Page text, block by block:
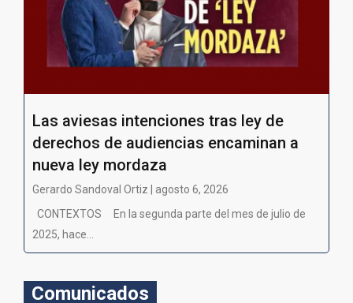
Las aviesas intenciones tras ley de
derechos de audiencias encaminan a
nueva ley mordaza
Gerardo Sandoval Ortiz | agosto 6, 2026
CONTEXTOS En la segunda parte del mes de julio de
2025, hace...
Comunicados